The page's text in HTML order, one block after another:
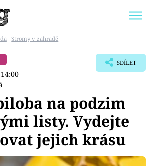
Stromy v zahradě
SDÍLET
na podzim
listy. Vydejte
jejich krásu